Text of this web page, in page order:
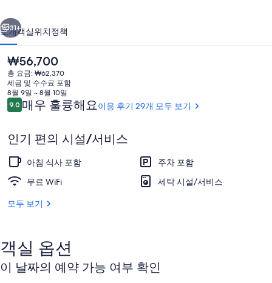
갤
러
리
숙박 시설 정면
31+
소개객실위치정책
현
재
가
격
은
₩56,700
₩56,700
총 요금: ₩62,370
세금 및 수수료 포함
8월 9일 ~ 8월 10일
이
용
기
9.010점 만점 중 9.0점.
매우 훌륭해요이용 후기 29개 모두 보기
인기 편의 시설/서비스
아침 식사 포함
주차 포함
무료 WiFi
세탁 시설/서비스
모두 보기
객실 옵션
이 날짜의 예약 가능 여부 확인